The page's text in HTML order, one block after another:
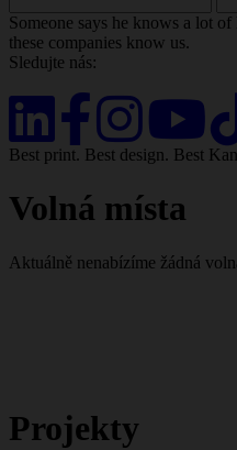
Someone says he knows a lot
these companies know us.
Sledujte nás:
Best print. Best design. Best
Volná místa
Aktuálně nenabízíme žádná
Projekty